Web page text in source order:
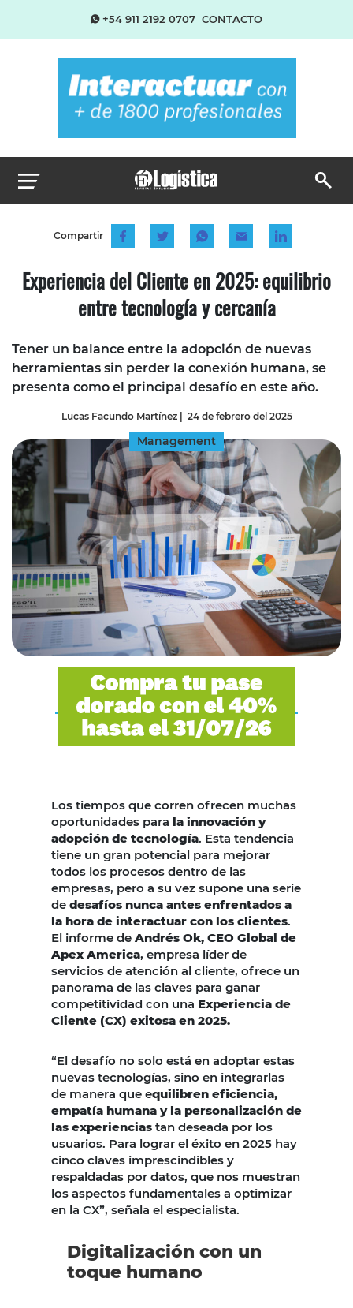
+54 911 2192 0707 CONTACTO
Compartir
Experiencia del Cliente en 2025: equilibrio
entre tecnología y cercanía
Tener un balance entre la adopción de nuevas
herramientas sin perder la conexión humana, se
presenta como el principal desafío en este año.
Lucas Facundo Martínez| 24 de febrero del 2025
Management
Los tiempos que corren ofrecen muchas
oportunidades para la innovación y
adopción de tecnología. Esta tendencia
tiene un gran potencial para mejorar
todos los procesos dentro de las
empresas, pero a su vez supone una serie
de desafíos nunca antes enfrentados a
la hora de interactuar con los clientes.
El informe de Andrés Ok, CEO Global de
Apex America, empresa líder de
servicios de atención al cliente, ofrece un
panorama de las claves para ganar
competitividad con una Experiencia de
Cliente (CX) exitosa en 2025.
“El desafío no solo está en adoptar estas
nuevas tecnologías, sino en integrarlas
de manera que equilibren eficiencia,
empatía humana y la personalización de
las experiencias tan deseada por los
usuarios. Para lograr el éxito en 2025 hay
cinco claves imprescindibles y
respaldadas por datos, que nos muestran
los aspectos fundamentales a optimizar
en la CX”, señala el especialista.
Digitalización con un
toque humano